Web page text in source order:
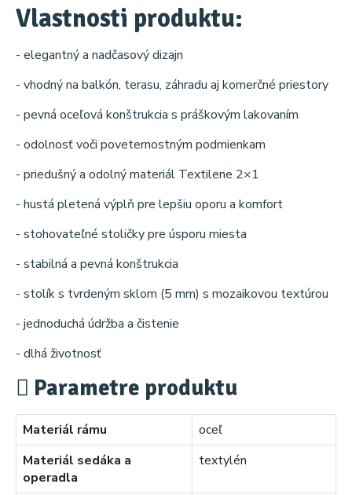
Vlastnosti produktu:
- elegantný a nadčasový dizajn
- vhodný na balkón, terasu, záhradu aj komerčné priestory
- pevná oceľová konštrukcia s práškovým lakovaním
- odolnosť voči poveternostným podmienkam
- priedušný a odolný materiál Textilene 2×1
- hustá pletená výplň pre lepšiu oporu a komfort
- stohovateľné stoličky pre úsporu miesta
- stabilná a pevná konštrukcia
- stolík s tvrdeným sklom (5 mm) s mozaikovou textúrou
- jednoduchá údržba a čistenie
- dlhá životnosť
Parametre produktu
Materiál rámu
oceľ
Materiál sedáka a
operadla
textylén